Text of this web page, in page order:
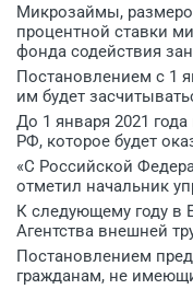
Микрозаймы,
процентной ставки
фонда содействия
Постановлением с 1
им будет
До 1 января 2021
РФ, которое будет
«С Российской
отметил начальник
К следующему году в
Агентства внешней
Постановлением
гражданам, не